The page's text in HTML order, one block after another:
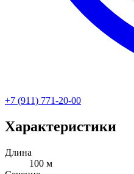
+7 (911) 771-20-00
Характеристики
Длина
100 м